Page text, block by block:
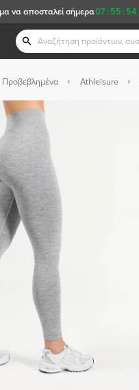
07 : 55 : 53
να αποσταλεί σήμερα
Προβεβλημένα Athleisure